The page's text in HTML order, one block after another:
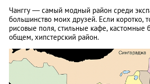
Чанггу — самый модный район среди
большинство моих друзей. Если коротко,
рисовые поля, стильные кафе, кастомные
общем, хипстерский район.